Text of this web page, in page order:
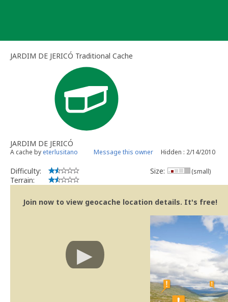
JARDIM DE JERICÓ Traditional Cache
JARDIM DE JERICÓ
A cache by eterlusitano Message this owner Hidden : 2/14/2010
Difficulty:
Terrain:
Size: (small)
Join now to view geocache location details. It's free!